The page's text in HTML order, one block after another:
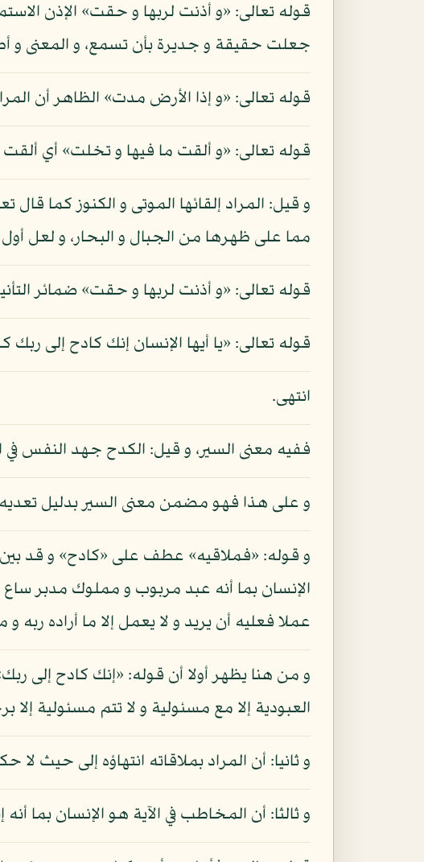
قوله تعالى: «و أذنت لربها و حقت» الإذن
جعلت حقيقة و جديرة بأن تسمع، و المعنى و
قوله تعالى: «و إذا الأرض مدت» الظاهر أن
قوله تعالى: «و ألقت ما فيها و تخلت» أي
مما على ظهرها من الجبال و البحار، و لعل أول
قوله تعالى: «و أذنت لربها و حقت» ضمائر
قوله تعالى: «يا أيها الإنسان إنك كادح إلى
انتهى.
ففيه معنى السير، و قيل: الكدح جهد النفس في
و على هذا فهو مضمن معنى السير بدليل
و قوله: «فملاقيه» عطف على «كادح» و قد بين
الإنسان بما أنه عبد مربوب و مملوك مدبر ساع
عملا فعليه أن يريد و لا يعمل إلا ما أراده
و من هنا يظهر أولا أن قوله: «إنك كادح إلى
العبودية إلا مع مسئولية و لا تتم مسئولية
و ثانيا: أن المراد بملاقاته انتهاؤه إلى
و ثالثا: أن المخاطب في الآية هو الإنسان بما